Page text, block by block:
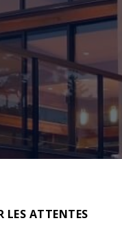
LES ATTENTES